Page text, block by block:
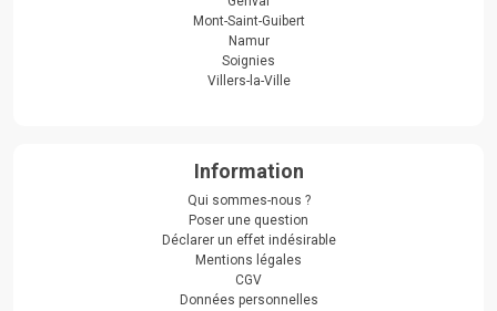
Mont-Saint-Guibert
Namur
Soignies
Villers-la-Ville
Information
Qui sommes-nous ?
Poser une question
Déclarer un effet indésirable
Mentions légales
CGV
Données personnelles